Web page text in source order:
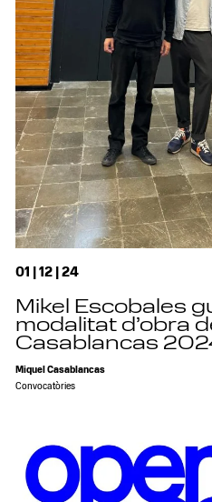
01 | 12 | 24
Mikel Escobales
modalitat d’obra
Casablancas
Miquel Casablancas
Convocatòries